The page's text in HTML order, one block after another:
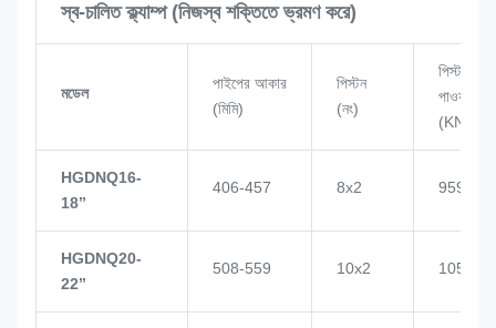
স্ব-চালিত ক্ল্যাম্প (নিজস্ব শক্তিতে ভ্রমণ করে)
মডেল
পাইপের আকার
(মিমি)
পিস্টন
(নং)
পিস্টন
পাওয়ার
(KN)
HGDNQ16-
18’’
406-457 8x2 959
HGDNQ20-
22’’
508-559 10x2 1057